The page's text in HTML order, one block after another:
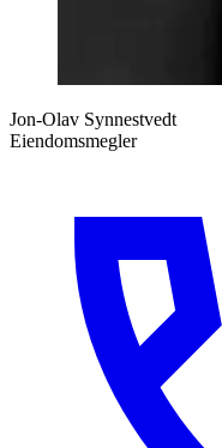
Jon-Olav Synnestvedt
Eiendomsmegler